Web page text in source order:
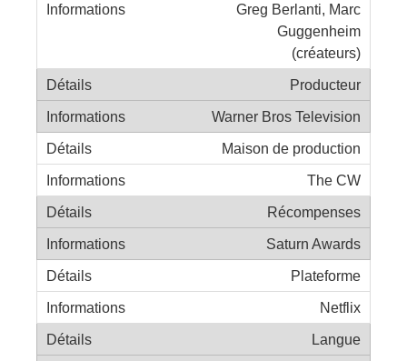
Greg Berlanti, Marc
Guggenheim
(créateurs)
Producteur
Warner Bros Television
Maison de production
The CW
Récompenses
Saturn Awards
Plateforme
Netflix
Langue